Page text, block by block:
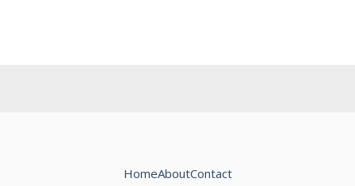
HomeAboutContact